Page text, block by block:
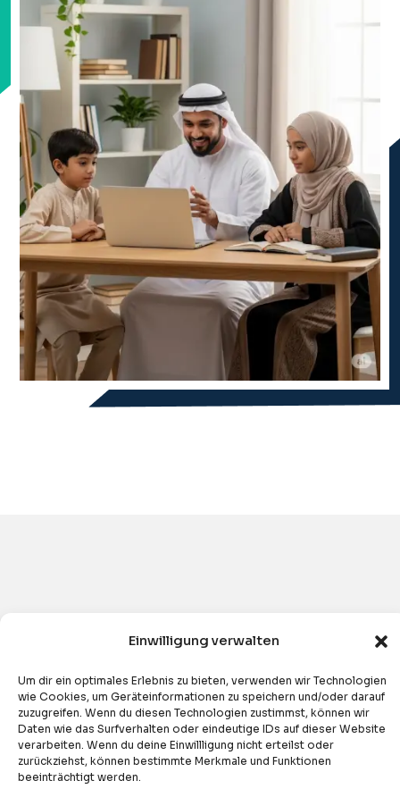
Einwilligung verwalten
Um dir ein optimales Erlebnis zu bieten, verwenden wir Technologien
wie Cookies, um Geräteinformationen zu speichern und/oder darauf
zuzugreifen. Wenn du diesen Technologien zustimmst, können wir
Daten wie das Surfverhalten oder eindeutige IDs auf dieser Website
verarbeiten. Wenn du deine Einwillligung nicht erteilst oder
zurückziehst, können bestimmte Merkmale und Funktionen
beeinträchtigt werden.
ANDERE VERWANDTE KURSE
Andere Verwandte Kurse
Hier sind die zugehörigen Kurse zu diesem Kurs,
Sie werden sie nützlich finden: